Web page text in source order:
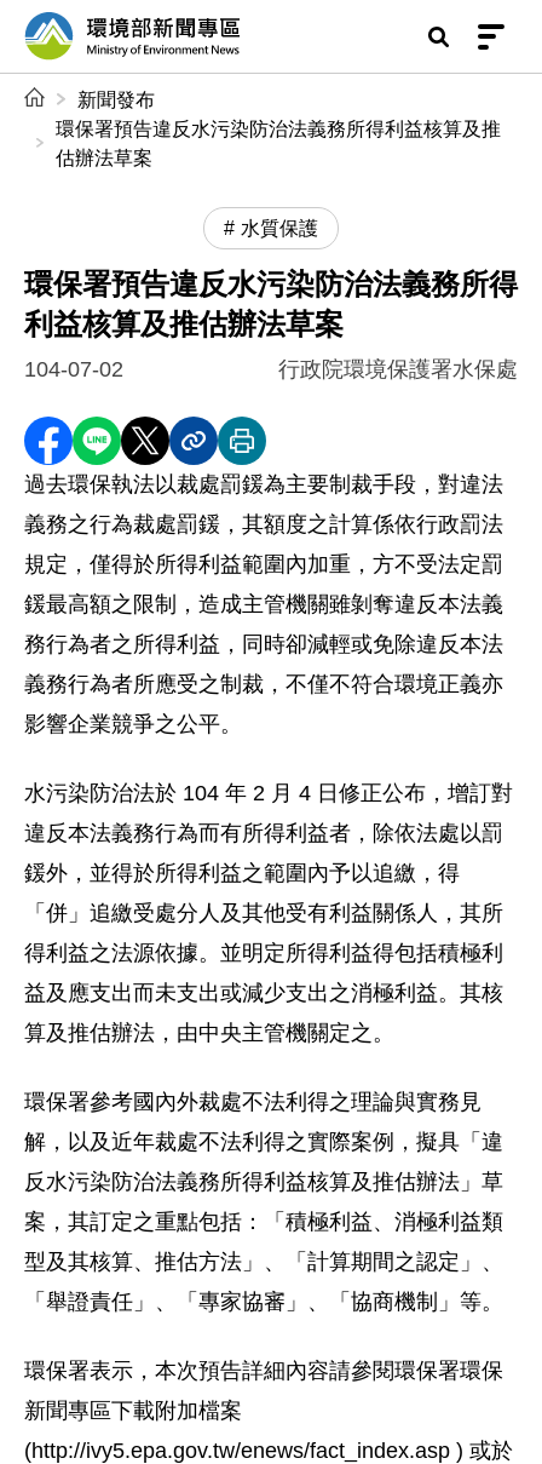
前往中央內容區塊
環境部新聞專區
新聞發布
環保署預告違反水污染防治法義務所得利益核算及推
估辦法草案
水質保護
環保署預告違反水污染防治法義務所得
利益核算及推估辦法草案
104-07-02 行政院環境保護署水保處
分享至 Facebook
分享到 LINE
分享到 X分享內容連結
列印本頁
過去環保執法以裁處罰鍰為主要制裁手段，對違法
義務之行為裁處罰鍰，其額度之計算係依行政罰法
規定，僅得於所得利益範圍內加重，方不受法定罰
鍰最高額之限制，造成主管機關雖剝奪違反本法義
務行為者之所得利益，同時卻減輕或免除違反本法
義務行為者所應受之制裁，不僅不符合環境正義亦
影響企業競爭之公平。
水污染防治法於 104 年 2 月 4 日修正公布，增訂對
違反本法義務行為而有所得利益者，除依法處以罰
鍰外，並得於所得利益之範圍內予以追繳，得
「併」追繳受處分人及其他受有利益關係人，其所
得利益之法源依據。並明定所得利益得包括積極利
益及應支出而未支出或減少支出之消極利益。其核
算及推估辦法，由中央主管機關定之。
環保署參考國內外裁處不法利得之理論與實務見
解，以及近年裁處不法利得之實際案例，擬具「違
反水污染防治法義務所得利益核算及推估辦法」草
案，其訂定之重點包括：「積極利益、消極利益類
型及其核算、推估方法」、「計算期間之認定」、
「舉證責任」、「專家協審」、「協商機制」等。
環保署表示，本次預告詳細內容請參閱環保署環保
新聞專區下載附加檔案
(http://ivy5.epa.gov.tw/enews/fact_index.asp ) 或於